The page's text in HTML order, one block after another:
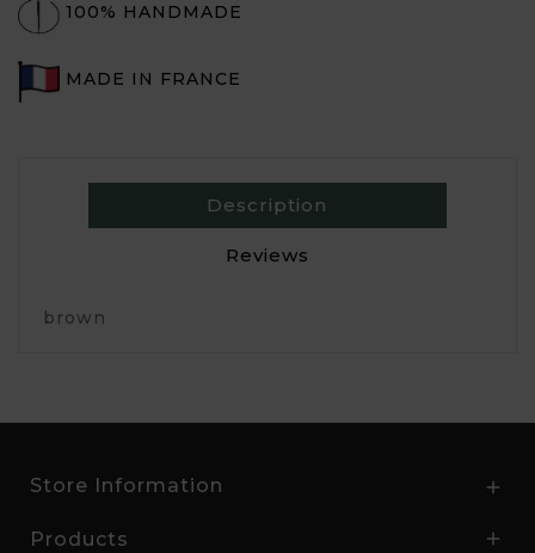
100% HANDMADE
MADE IN FRANCE
Description
Reviews
brown
Store Information 
Products 